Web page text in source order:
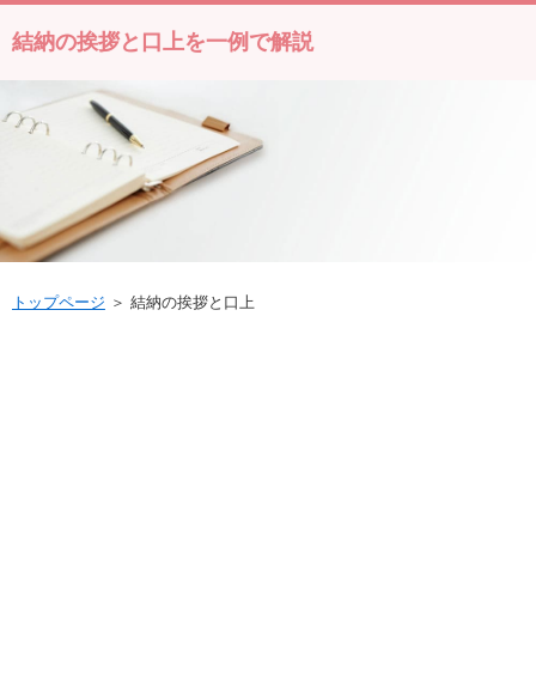
結納の挨拶と口上を一例で解説
トップページ ＞ 結納の挨拶と口上